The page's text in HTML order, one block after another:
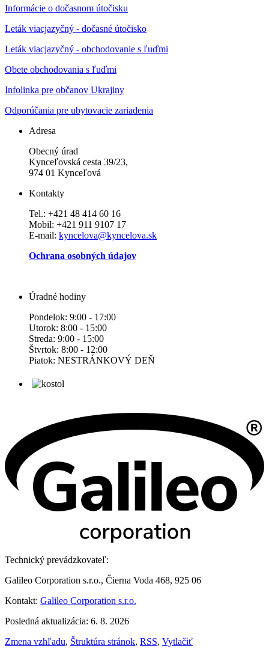
Informácie o dočasnom útočisku
Leták viacjazyčný - dočasné útočisko
Leták viacjazyčný - obchodovanie s ľuďmi
Obete obchodovania s ľuďmi
Infolinka pre občanov Ukrajiny
Odporúčania pre ubytovacie zariadenia
Adresa
Obecný úrad
Kynceľovská cesta 39/23,
974 01 Kynceľová
Kontakty
Tel.: +421 48 414 60 16
Mobil: +421 911 9107 17
E-mail: kyncelova@kyncelova.sk
Ochrana osobných údajov
Úradné hodiny
Pondelok: 9:00 - 17:00
Utorok: 8:00 - 15:00
Streda: 9:00 - 15:00
Štvrtok: 8:00 - 12:00
Piatok: NESTRÁNKOVÝ DEŇ
Technický prevádzkovateľ:
Galileo Corporation s.r.o., Čierna Voda 468, 925 06
Kontakt: Galileo Corporation s.r.o.
Posledná aktualizácia: 6. 8. 2026
Zmena vzhľadu, Štruktúra stránok, RSS, Vytlačiť